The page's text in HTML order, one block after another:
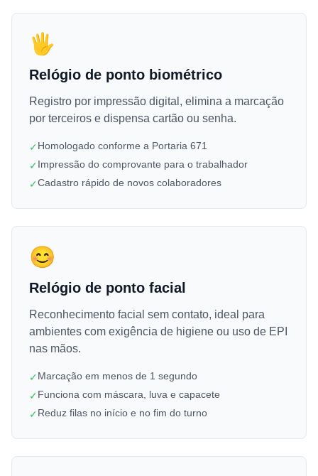
🖐️
Relógio de ponto biométrico
Registro por impressão digital, elimina a marcação
por terceiros e dispensa cartão ou senha.
✓Homologado conforme a Portaria 671
✓Impressão do comprovante para o trabalhador
✓Cadastro rápido de novos colaboradores
😊
Relógio de ponto facial
Reconhecimento facial sem contato, ideal para
ambientes com exigência de higiene ou uso de EPI
nas mãos.
✓Marcação em menos de 1 segundo
✓Funciona com máscara, luva e capacete
✓Reduz filas no início e no fim do turno